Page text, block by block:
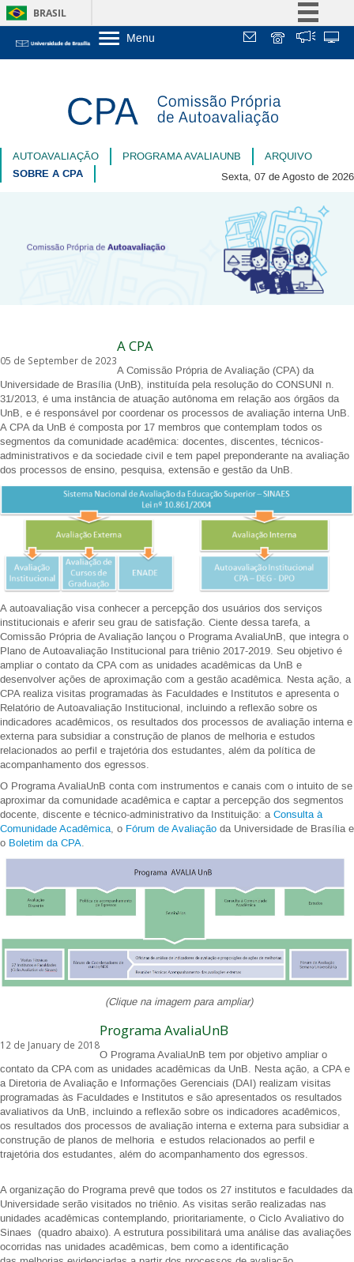
BRASIL
Simplifique!
Comunica BR
Acesso à informação
Canais
Menu
Sobre a UnB
Graduação
Pós-Graduação
Servidor
AUTOAVALIAÇÃO PROGRAMA AVALIAUNB ARQUIVO
SOBRE A CPA Sexta, 07 de Agosto de 2026
05 de September de 2023
A CPA
A Comissão Própria de Avaliação (CPA) da
Universidade de Brasília (UnB), instituída pela resolução do CONSUNI n.
31/2013, é uma instância de atuação autônoma em relação aos órgãos da
UnB, e é responsável por coordenar os processos de avaliação interna UnB.
A CPA da UnB é composta por 17 membros que contemplam todos os
segmentos da comunidade acadêmica: docentes, discentes, técnicos-
administrativos e da sociedade civil e tem papel preponderante na avaliação
dos processos de ensino, pesquisa, extensão e gestão da UnB.
A autoavaliação visa conhecer a percepção dos usuários dos serviços
institucionais e aferir seu grau de satisfação. Ciente dessa tarefa, a
Comissão Própria de Avaliação lançou o Programa AvaliaUnB, que integra o
Plano de Autoavaliação Institucional para triênio 2017-2019. Seu objetivo é
ampliar o contato da CPA com as unidades acadêmicas da UnB e
desenvolver ações de aproximação com a gestão acadêmica. Nesta ação, a
CPA realiza visitas programadas às Faculdades e Institutos e apresenta o
Relatório de Autoavaliação Institucional, incluindo a reflexão sobre os
indicadores acadêmicos, os resultados dos processos de avaliação interna e
externa para subsidiar a construção de planos de melhoria e estudos
relacionados ao perfil e trajetória dos estudantes, além da política de
acompanhamento dos egressos.
O Programa AvaliaUnB conta com instrumentos e canais com o intuito de se
aproximar da comunidade acadêmica e captar a percepção dos segmentos
docente, discente e técnico-administrativo da Instituição: aConsulta à
Comunidade Acadêmica, o Fórum de Avaliação da Universidade de Brasília e
o Boletim da CPA.
(Clique na imagem para ampliar)
12 de January de 2018
Programa AvaliaUnB
O Programa AvaliaUnB tem por objetivo ampliar o
contato da CPA com as unidades acadêmicas da UnB. Nesta ação, a CPA e
a Diretoria de Avaliação e Informações Gerenciais (DAI) realizam visitas
programadas às Faculdades e Institutos e são apresentados os resultados
avaliativos da UnB, incluindo a reflexão sobre os indicadores acadêmicos,
os resultados dos processos de avaliação interna e externa para subsidiar a
construção de planos de melhoria e estudos relacionados ao perfil e
trajetória dos estudantes, além do acompanhamento dos egressos.
A organização do Programa prevê que todos os 27 institutos e faculdades da
Universidade serão visitados no triênio. As visitas serão realizadas nas
unidades acadêmicas contemplando, prioritariamente, o Ciclo Avaliativo do
Sinaes (quadro abaixo). A estrutura possibilitará uma análise das avaliações
ocorridas nas unidades acadêmicas, bem como a identificação